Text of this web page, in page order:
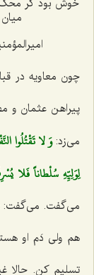
میان‌
چون معاویه در
پیراهن عثمان و
می‌زد:وَ لا تَقْتُلُوا
لِوَلِيِّهِ سُلْطاناً فَلا
می‌گفت. می‌گفت:
هم ولی دَم او
تسلیم كن. حالا